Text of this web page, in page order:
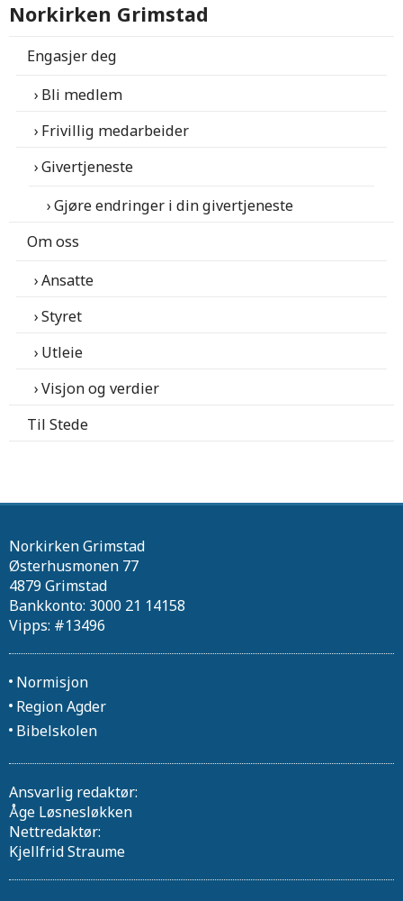
Norkirken Grimstad
Engasjer deg
Bli medlem
Frivillig medarbeider
Givertjeneste
Gjøre endringer i din givertjeneste
Om oss
Ansatte
Styret
Utleie
Visjon og verdier
Til Stede
Norkirken Grimstad
Østerhusmonen 77
4879 Grimstad
Bankkonto: 3000 21 14158
Vipps: #13496
Normisjon
Region Agder
Bibelskolen
Ansvarlig redaktør:
Åge Løsnesløkken
Nettredaktør:
Kjellfrid Straume